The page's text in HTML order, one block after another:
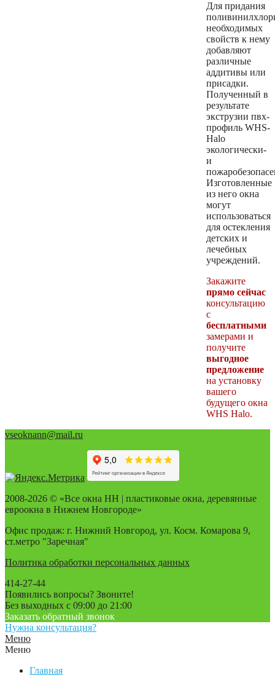
Для придания
необходимых
свойств к нему
добавляют
различные
аддитивы или
присадки.
Полученный в
результате
экструзии пвх-
профиль WHS-
Halo
экологически-
и
Изготовленные
из него окна
могут
использоваться
для остекления
детских и
лечебных
учреждений.
Закажите
прямо сейчас
консультацию
с
бесплатными
замерами и
получите
выгодное
предложение
на установку
вашего
будущего окна
WHS Halo.
vseoknann@mail.ru
2008-2026 © «Все окна НН | пластиковые окна, деревянные
евроокна в Нижнем Новгороде»
Офис продаж: г. Нижний Новгород, ул. Косм. Комарова 9,
ст.метро "Заречная"
Политика обработки персональных данных
414-27-44
Появились вопросы? Звоните!
Без выходных с 09:00 до 21:00
Заказать обратный звонок
Нужна консультация?
Меню
Меню
Главная